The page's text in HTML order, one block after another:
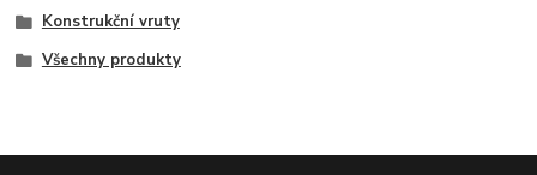
Konstrukční vruty
Všechny produkty